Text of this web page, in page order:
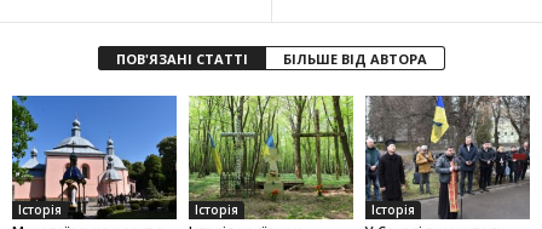
ПОВ'ЯЗАНІ СТАТТІ БІЛЬШЕ ВІД АВТОРА
Історія Історія Історія